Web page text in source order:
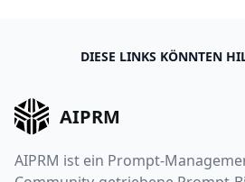
DIESE LINKS KÖNNTEN
AIPRM
AIPRM ist ein Prompt-